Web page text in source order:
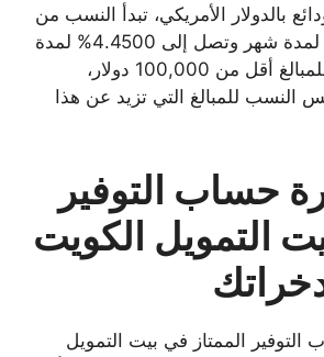
بالدولار الأمريكي، تبدأ النسب من
3.7000% لمدة شهر وتصل إلى 4.4500% لمدة
36 شهرًا للمبالغ أقل من 100,000 دولار،
النسب للمبالغ التي تزيد عن هذا
حساب التوفير
التمويل الكويت
التوفير الممتاز في بيت التمويل